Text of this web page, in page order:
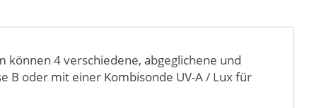
können 4 verschiedene, abgeglichene und
B oder mit einer Kombisonde UV-A / Lux für